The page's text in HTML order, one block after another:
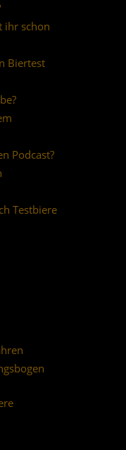
ihr schon
Biertest
Podcast?
Testbiere